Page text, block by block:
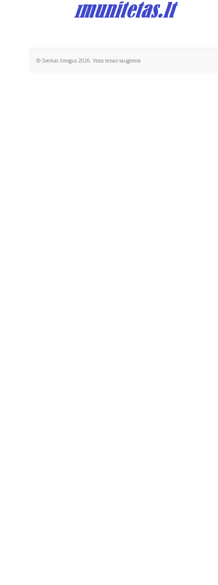
© Sveikas žmogus 2026. Visos teisės saugomos